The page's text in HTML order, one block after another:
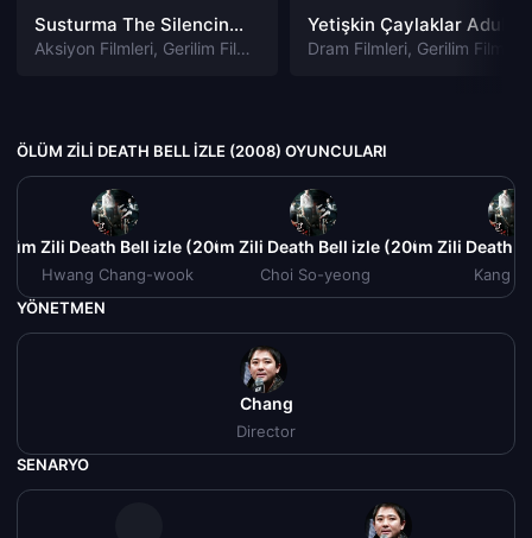
Susturma The Silencing izle
Aksiyon Filmleri, Gerilim Filmleri Gizem Filmleri,Suç Filmleri
Dram Filmleri, Gerilim Filmleri
ÖLÜM ZILI DEATH BELL IZLE (2008) OYUNCULARI
Zili Death Bell izle (2008)
Hwang Chang-wook
Ölüm Zili Death Bell izle (2008)
Choi So-yeong
Ölüm Zili Death
Kang
YÖNETMEN
Chang
Director
SENARYO